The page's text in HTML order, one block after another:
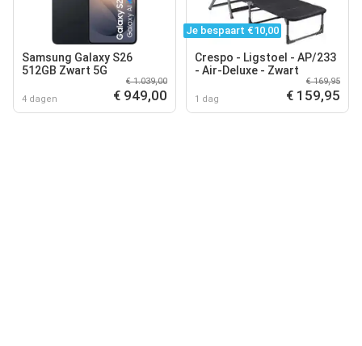
Samsung Galaxy S26
512GB Zwart 5G
4 dagen
€ 1.039,00
€ 949,00
Je bespaart €10,00
Crespo - Ligstoel - AP/233
- Air-Deluxe - Zwart
1 dag
€ 169,95
€ 159,95